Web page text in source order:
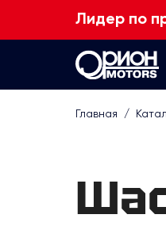
Лидер по
Главная /